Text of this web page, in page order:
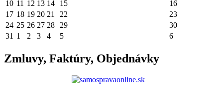
10 11 12 13 14 15
16
17 18 19 20 21 22
23
24 25 26 27 28 29
30
31 1 2 3 4 5 6
Zmluvy, Faktúry, Objednávky